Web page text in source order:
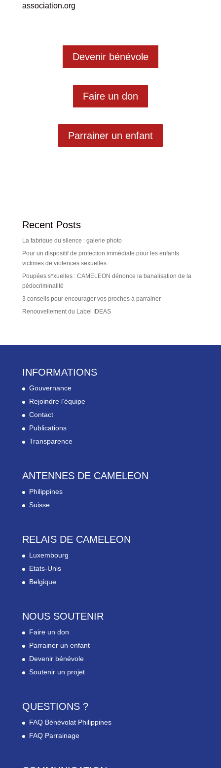
association.org
Devenir bénévole
Faire un don
Parrainer un enfant
Recent Posts
La fabrique du silence : galerie photo
Pour un dispositif de protection immédiate pour les enfants
victimes de violences sexuelles
Poupées s*xuelles : CAMELEON dénonce la banalisation de la
pédocriminalité
3 conseils pour encourager vos proches à parrainer
Renouvellement du Label IDEAS
INFORMATIONS
Gouvernance
Rejoindre l’équipe
Contact
Publications
Transparence
ANTENNES DE CAMELEON
Philippines
Suisse
RELAIS DE CAMELEON
Luxembourg
Etats-Unis
Belgique
NOUS SOUTENIR
Faire un don
Parrainer un enfant
Devenir bénévole
Soutenir un projet
QUESTIONS ?
FAQ Bénévolat Philippines
FAQ Parrainage